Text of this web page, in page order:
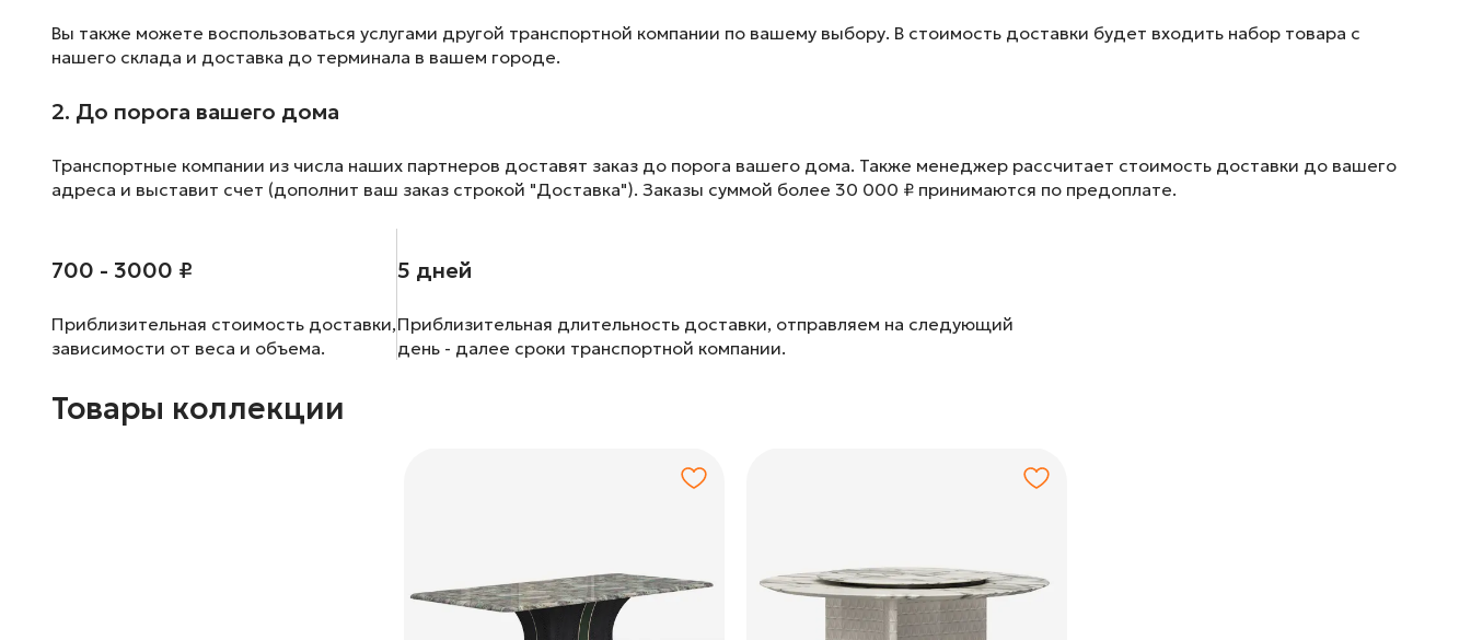
Вы также можете воспользоваться услугами другой транспортной компании по вашему выбору. В стоимость доставки будет входить набор товара с
нашего склада и доставка до терминала в вашем городе.
2. До порога вашего дома
Транспортные компании из числа наших партнеров доставят заказ до порога вашего дома. Также менеджер рассчитает стоимость доставки до вашего
адреса и выставит счет (дополнит ваш заказ строкой "Доставка"). Заказы суммой более 30 000 ₽ принимаются по предоплате.
700 - 3000 ₽
Приблизительная стоимость доставки,
зависимости от веса и объема.
5 дней
Приблизительная длительность доставки, отправляем на следующий
день - далее сроки транспортной компании.
Товары коллекции